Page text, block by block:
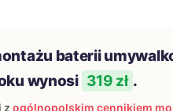
baterii
wynosi 319 zł .
z ogólnopolskim cennikiem